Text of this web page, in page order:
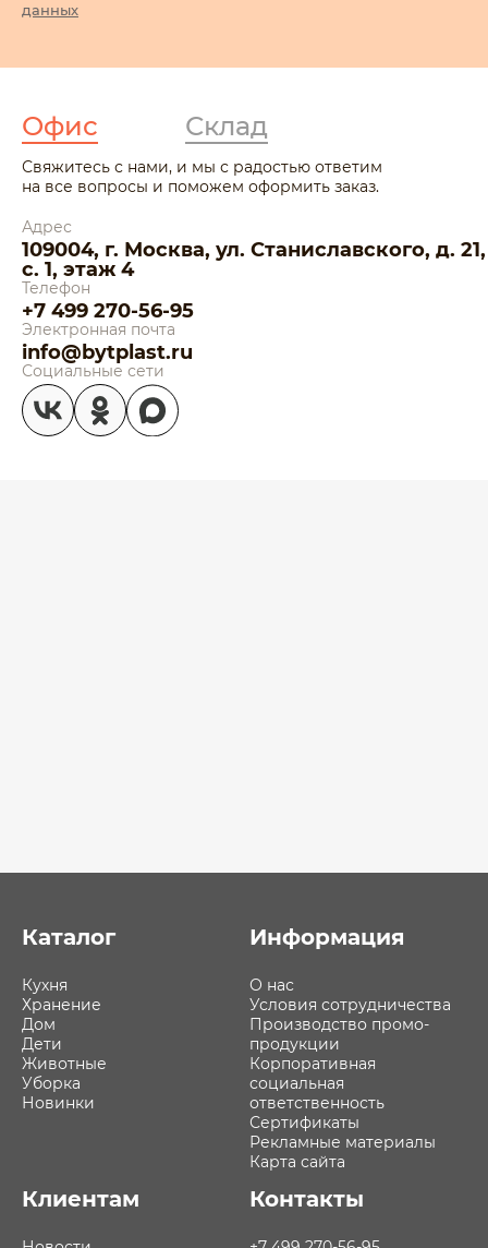
данных
Офис Склад
Свяжитесь с нами, и мы с радостью ответим
на все вопросы и поможем оформить заказ.
Адрес
109004, г. Москва, ул. Станиславского, д. 21,
с. 1, этаж 4
Телефон
+7 499 270-56-95
Электронная почта
info@bytplast.ru
Социальные сети
Каталог
Кухня
Хранение
Дом
Дети
Животные
Уборка
Новинки
Информация
О нас
Условия сотрудничества
Производство промо-
продукции
Корпоративная
социальная
ответственность
Сертификаты
Рекламные материалы
Карта сайта
Клиентам Контакты